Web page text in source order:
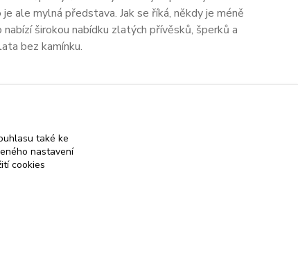
ale mylná představa. Jak se říká, někdy je méně
širokou nabídku zlatých přívěsků, šperků a
bez kamínku.
také ke
nastavení
cookies